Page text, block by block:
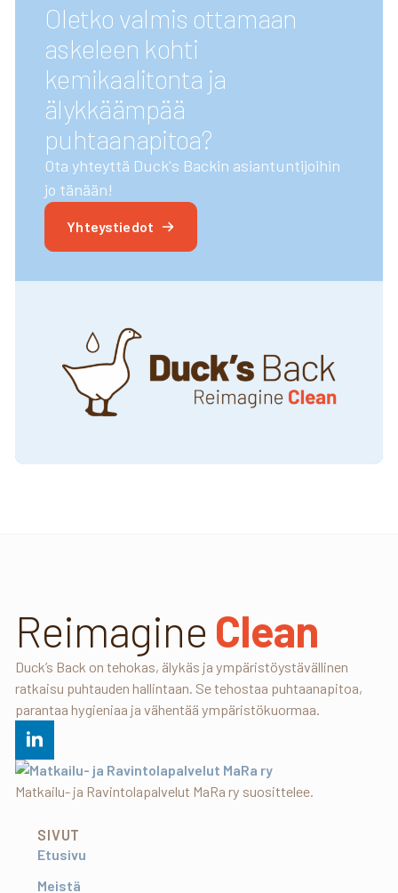
Oletko valmis ottamaan
askeleen kohti
kemikaalitonta ja
älykkäämpää
puhtaanapitoa?
Ota yhteyttä Duck's Backin asiantuntijoihin
jo tänään!
Yhteystiedot
Reimagine Clean
Duck’s Back on tehokas, älykäs ja ympäristöystävällinen
ratkaisu puhtauden hallintaan. Se tehostaa puhtaanapitoa,
parantaa hygieniaa ja vähentää ympäristökuormaa.
Matkailu- ja Ravintolapalvelut MaRa ry suosittelee.
SIVUT
Etusivu
Meistä